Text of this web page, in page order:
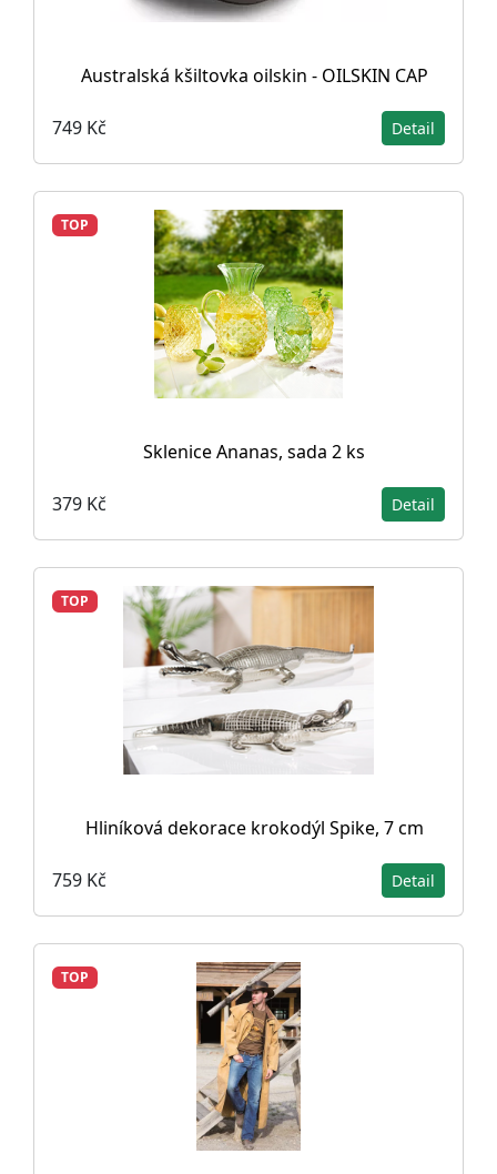
Australská kšiltovka oilskin - OILSKIN CAP
749 Kč Detail
TOP
Sklenice Ananas, sada 2 ks
379 Kč Detail
TOP
Hliníková dekorace krokodýl Spike, 7 cm
759 Kč Detail
TOP